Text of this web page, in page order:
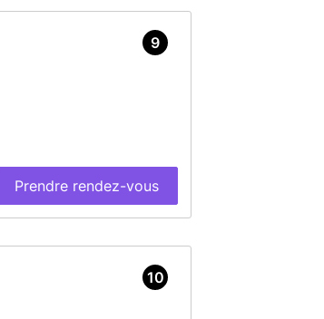
Prendre rendez-vous
9
10